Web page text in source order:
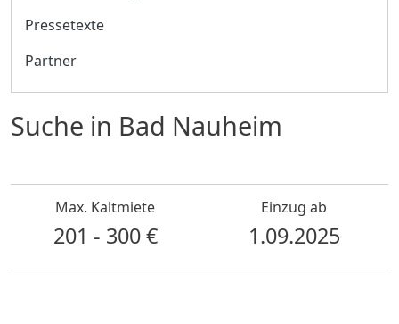
Suche in Bad Nauheim
Max. Kaltmiete
201 - 300 €
Einzug ab
1.09.2025
Pressetexte
Partner